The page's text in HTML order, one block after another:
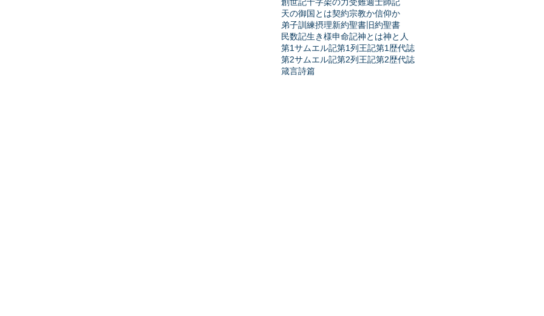
天の御国とは契約宗教か信仰か
弟子訓練摂理新約聖書 旧約聖書
民数記生き様申命記神とは神と人
第1サムエル記第1列王記第1歴代誌
第2サムエル記第2列王記第2歴代誌
箴言詩篇